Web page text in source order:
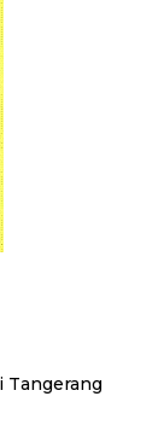
Tangerang